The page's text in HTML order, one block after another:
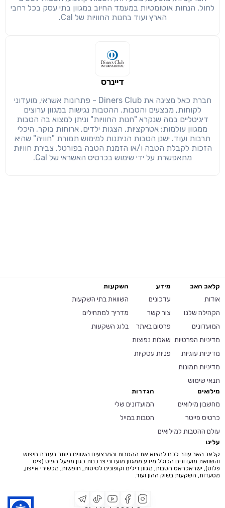
לחול, הנחות אוטומטיות במעמד החיוב במגוון בתי עסק בכל רחבי
הארץ ועוד בחנות החוויות של Cal.
דיינרס
חברת כאל מציגה את Diners Club - פתרונות אשראי, מועדוני
לקוחות, מבצעים והטבות. ההטבות נגישות במגוון ערוצים
דיגיטליים במה שנקרא "חנות החוויות" וניתן למצוא בה הטבות
ממגוון עולמות: אטרקציות, הצגות ילדים, ארוחות בוקר, היכלי
תרבות ועוד. ישנן הטבות הניתנות למימוש תמורת "חוויה" שהיא
הזכות לקבלת הטבה ו/או הזמנת הטבה בפורטל. צבירת חוויות
מתאפשרת על ידי שימוש בכרטיס האשראי של Cal.
קלאב האב
אודות
הקהילה שלנו
המועדונים
מדיניות הפרטיות
מדיניות עוגיות
מדיניות תמונות
תנאי שימוש
מידע
עדכונים
צור קשר
פרסום באתר
שאלות נפוצות
פניות עסקיות
השקעות
השוואת בתי השקעות
מדריך למתחילים
בלוג השקעות
מילואים
מחשבון מילואים
כרטיס פייטר
עולם ההטבות למילואים
הגדרות
המועדונים שלי
הטבות במייל
עלינו
קלאב האב עוזר לכם למצוא את ההטבות והמבצעים השווים ביותר בעזרת חיפוש
והשוואת מועדונים הכולל מידע ממגוון מועדוני צרכנות כגון מפעל הפיס (פיס
פלוס), ישראכראט הטבות, מגוון דילים וקופונים לטיסות, חופשות, מכשירי אייפון,
מסעדות, השקעות בשוק ההון ועוד.